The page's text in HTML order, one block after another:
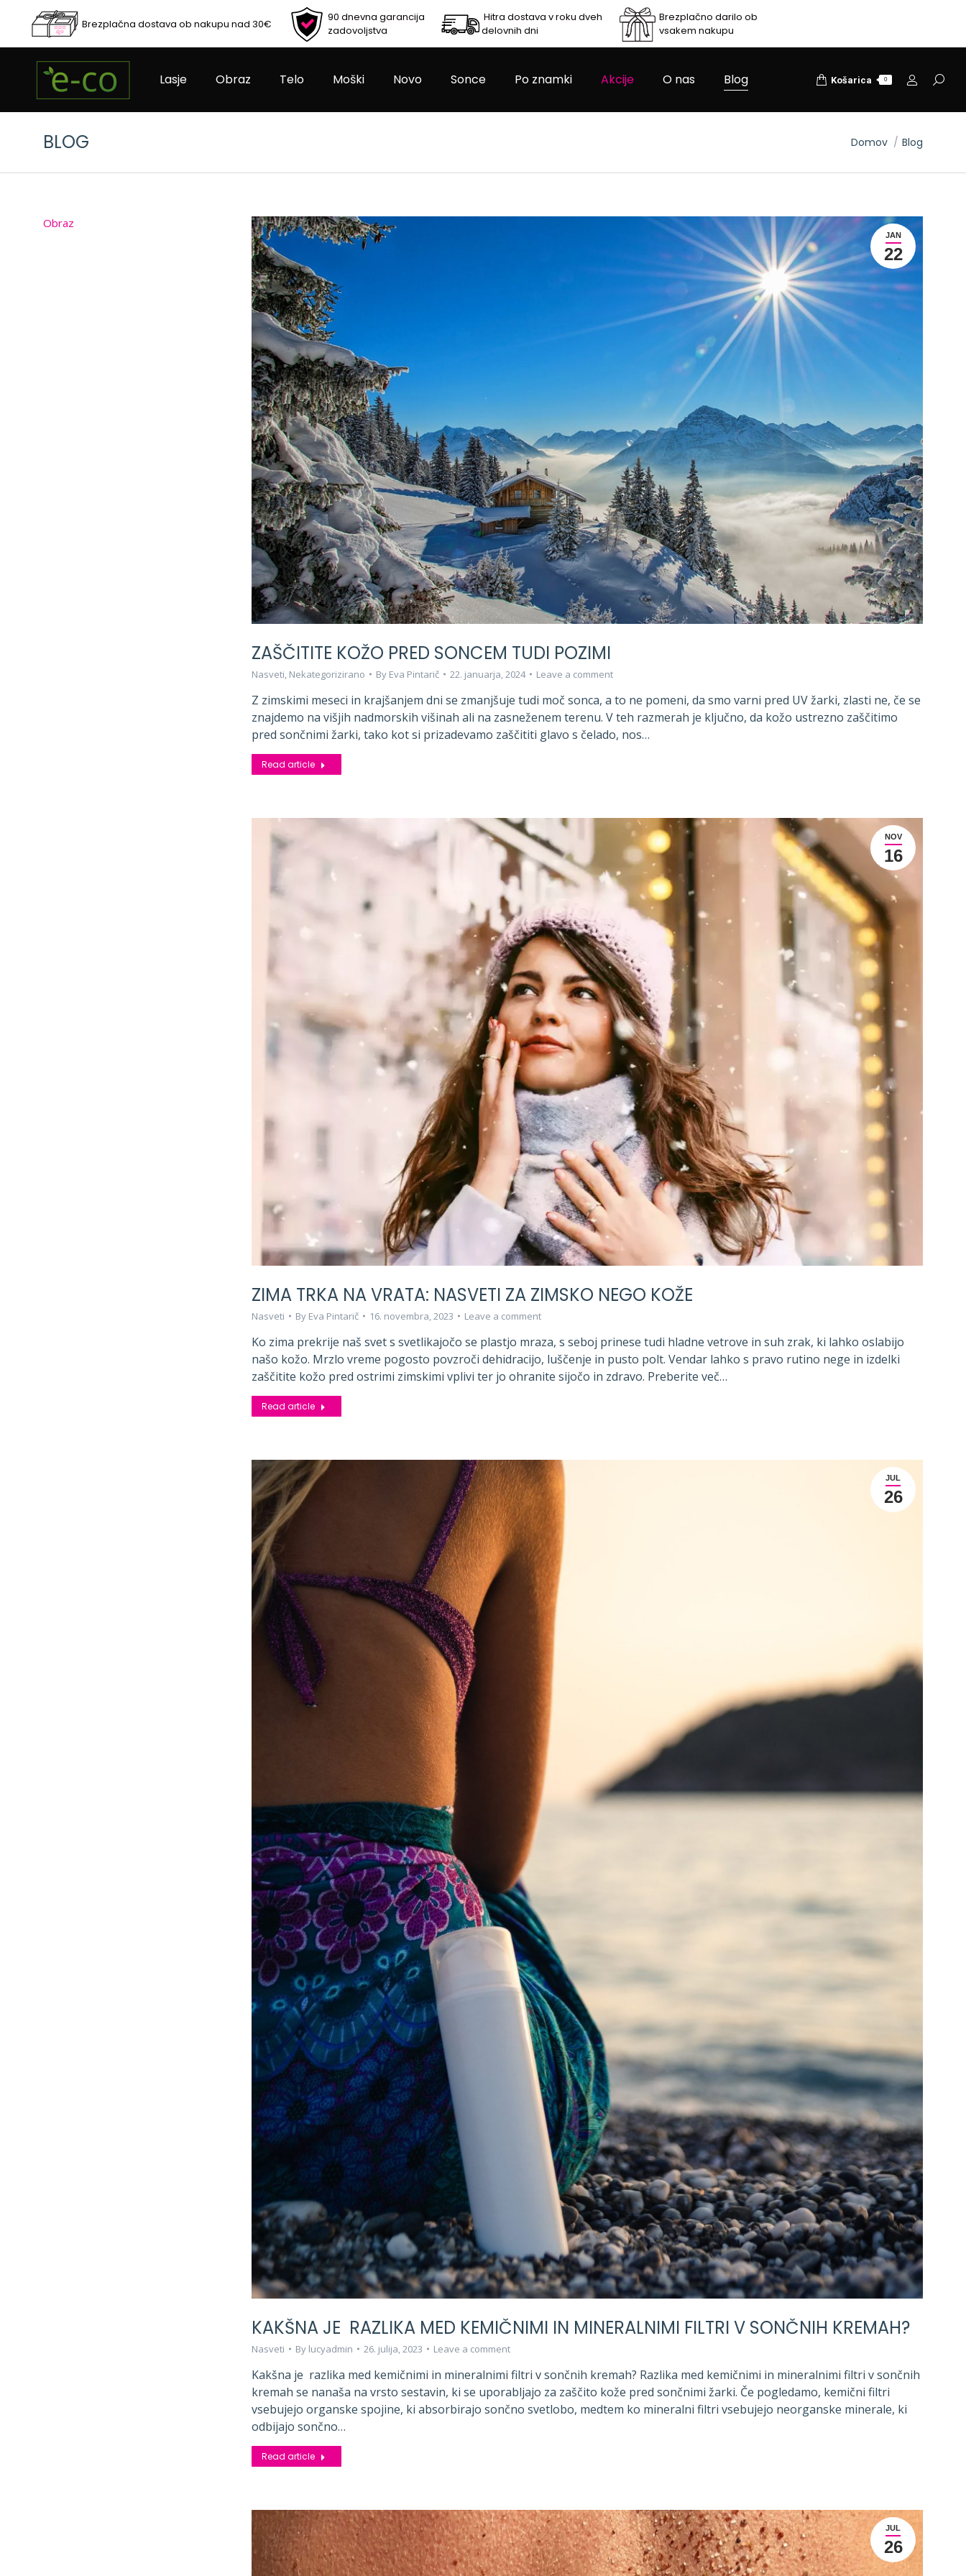
Brezplačna dostava ob nakupu nad 30€
90 dnevna garancija
zadovoljstva
Hitra dostava v roku dveh
delovnih dni
Brezplačno darilo ob
vsakem nakupu
Lasje Obraz Telo Moški Novo Sonce Po znamki Akcije O nas Blog Košarica 0
BLOG You are here:
Domov Blog
JAN
22
ZAŠČITITE KOŽO PRED SONCEM TUDI POZIMI
Nasveti, Nekategorizirano By Eva Pintarič 22. januarja, 2024 Leave a comment
Z zimskimi meseci in krajšanjem dni se zmanjšuje tudi moč sonca, a to ne pomeni, da smo varni pred UV žarki, zlasti ne, če se
znajdemo na višjih nadmorskih višinah ali na zasneženem terenu. V teh razmerah je ključno, da kožo ustrezno zaščitimo
pred sončnimi žarki, tako kot si prizadevamo zaščititi glavo s čelado, nos…
Read article
NOV
16
ZIMA TRKA NA VRATA: NASVETI ZA ZIMSKO NEGO KOŽE
Nasveti By Eva Pintarič 16. novembra, 2023 Leave a comment
Ko zima prekrije naš svet s svetlikajočo se plastjo mraza, s seboj prinese tudi hladne vetrove in suh zrak, ki lahko oslabijo
našo kožo. Mrzlo vreme pogosto povzroči dehidracijo, luščenje in pusto polt. Vendar lahko s pravo rutino nege in izdelki
zaščitite kožo pred ostrimi zimskimi vplivi ter jo ohranite sijočo in zdravo. Preberite več…
Read article
JUL
26
KAKŠNA JE RAZLIKA MED KEMIČNIMI IN MINERALNIMI FILTRI V SONČNIH KREMAH?
Nasveti By lucyadmin 26. julija, 2023 Leave a comment
Kakšna je razlika med kemičnimi in mineralnimi filtri v sončnih kremah? Razlika med kemičnimi in mineralnimi filtri v sončnih
kremah se nanaša na vrsto sestavin, ki se uporabljajo za zaščito kože pred sončnimi žarki. Če pogledamo, kemični filtri
vsebujejo organske spojine, ki absorbirajo sončno svetlobo, medtem ko mineralni filtri vsebujejo neorganske minerale, ki
odbijajo sončno…
Read article
JUL
26
Obraz